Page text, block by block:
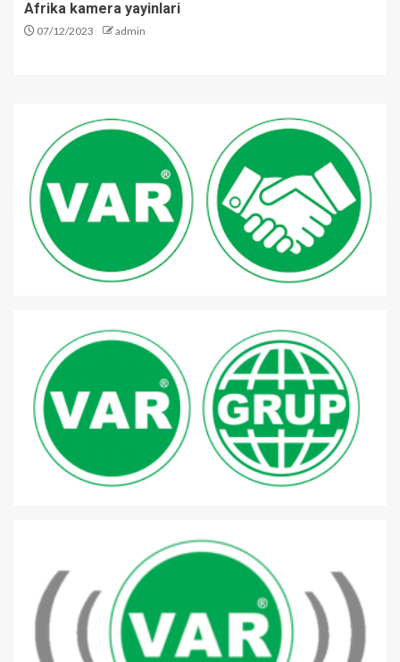
Afrika kamera yayinlari
07/12/2023 admin